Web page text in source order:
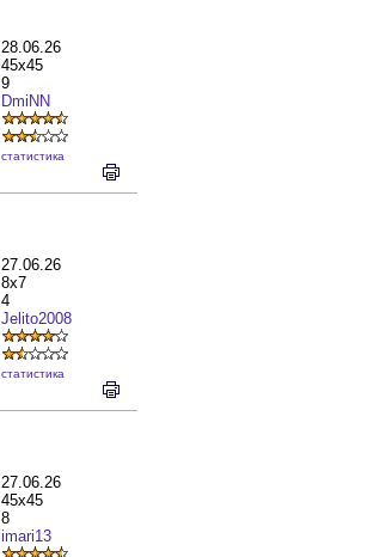
28.06.26
45x45
9
DmiNN
cтатистика
27.06.26
8x7
4
Jelito2008
cтатистика
27.06.26
45x45
8
imari13